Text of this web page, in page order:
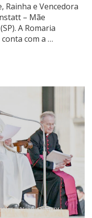
Rainha e Vencedora
– Mãe
A Romaria
com a …